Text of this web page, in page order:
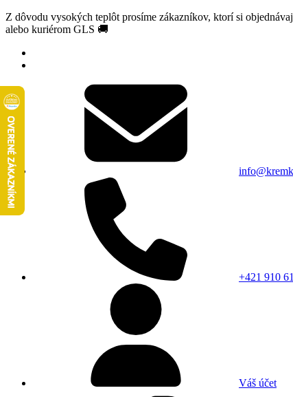
Z dôvodu vysokých teplôt prosíme zákazníkov, ktorí si
alebo kuriérom GLS 🚚
+421 910
Váš účet